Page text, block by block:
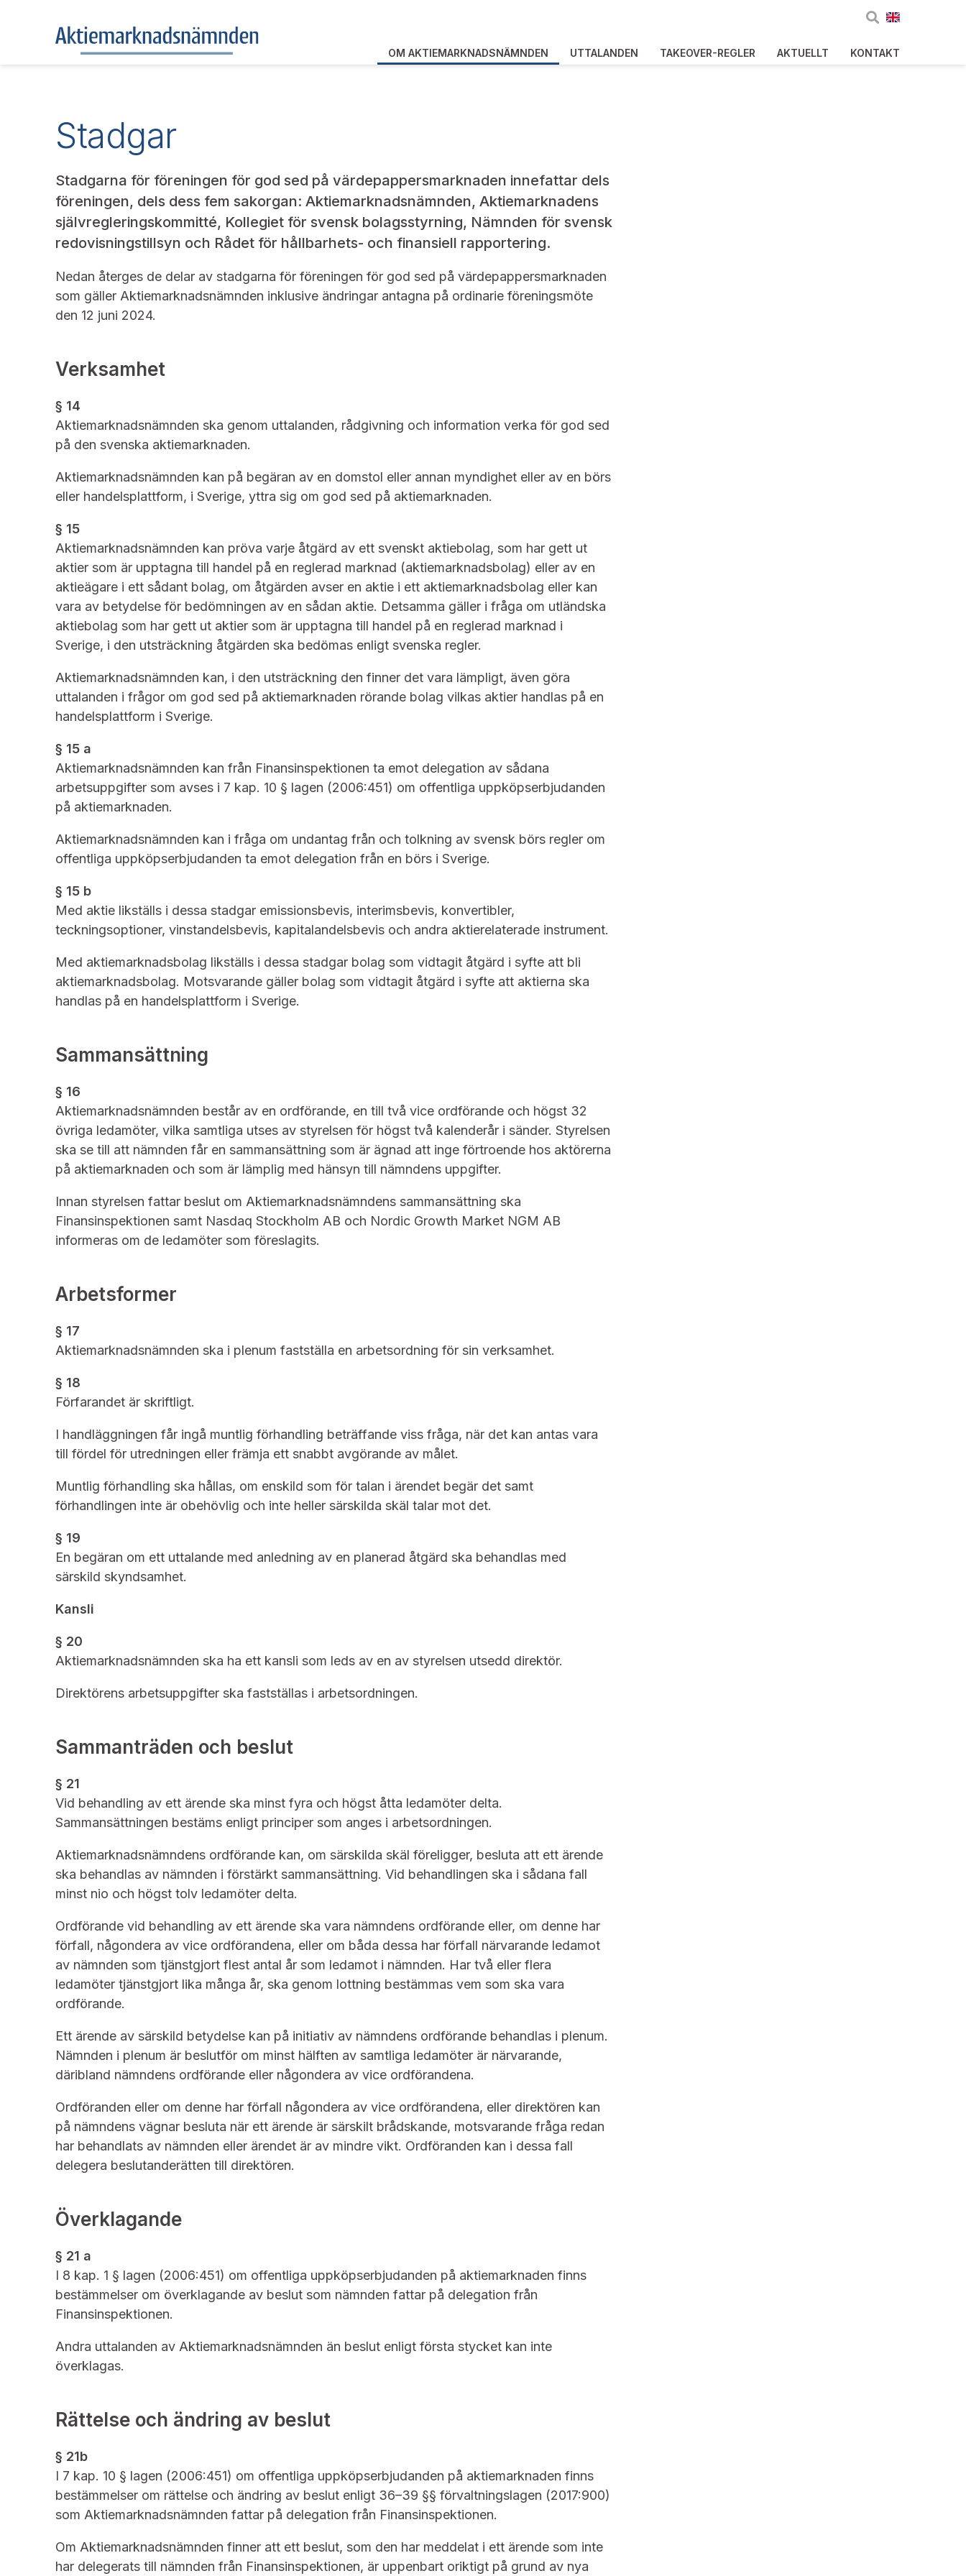
OM AKTIEMARKNADSNÄMNDEN UTTALANDEN TAKEOVER-REGLER AKTUELLT KONTAKT
Stadgar
Stadgarna för föreningen för god sed på värdepappersmarknaden innefattar dels
föreningen, dels dess fem sakorgan: Aktiemarknadsnämnden, Aktiemarknadens
självregleringskommitté, Kollegiet för svensk bolagsstyrning, Nämnden för svensk
redovisningstillsyn och Rådet för hållbarhets- och finansiell rapportering.
Nedan återges de delar av stadgarna för föreningen för god sed på värdepappersmarknaden
som gäller Aktiemarknadsnämnden inklusive ändringar antagna på ordinarie föreningsmöte
den 12 juni 2024.
Verksamhet
§ 14
Aktiemarknadsnämnden ska genom uttalanden, rådgivning och information verka för god sed
på den svenska aktiemarknaden.
Aktiemarknadsnämnden kan på begäran av en domstol eller annan myndighet eller av en börs
eller handelsplattform, i Sverige, yttra sig om god sed på aktiemarknaden.
§ 15
Aktiemarknadsnämnden kan pröva varje åtgärd av ett svenskt aktiebolag, som har gett ut
aktier som är upptagna till handel på en reglerad marknad (aktiemarknadsbolag) eller av en
aktieägare i ett sådant bolag, om åtgärden avser en aktie i ett aktiemarknadsbolag eller kan
vara av betydelse för bedömningen av en sådan aktie. Detsamma gäller i fråga om utländska
aktiebolag som har gett ut aktier som är upptagna till handel på en reglerad marknad i
Sverige, i den utsträckning åtgärden ska bedömas enligt svenska regler.
Aktiemarknadsnämnden kan, i den utsträckning den finner det vara lämpligt, även göra
uttalanden i frågor om god sed på aktiemarknaden rörande bolag vilkas aktier handlas på en
handelsplattform i Sverige.
§ 15 a
Aktiemarknadsnämnden kan från Finansinspektionen ta emot delegation av sådana
arbetsuppgifter som avses i 7 kap. 10 § lagen (2006:451) om offentliga uppköpserbjudanden
på aktiemarknaden.
Aktiemarknadsnämnden kan i fråga om undantag från och tolkning av svensk börs regler om
offentliga uppköpserbjudanden ta emot delegation från en börs i Sverige.
§ 15 b
Med aktie likställs i dessa stadgar emissionsbevis, interimsbevis, konvertibler,
teckningsoptioner, vinstandelsbevis, kapitalandelsbevis och andra aktierelaterade instrument.
Med aktiemarknadsbolag likställs i dessa stadgar bolag som vidtagit åtgärd i syfte att bli
aktiemarknadsbolag. Motsvarande gäller bolag som vidtagit åtgärd i syfte att aktierna ska
handlas på en handelsplattform i Sverige.
Sammansättning
§ 16
Aktiemarknadsnämnden består av en ordförande, en till två vice ordförande och högst 32
övriga ledamöter, vilka samtliga utses av styrelsen för högst två kalenderår i sänder. Styrelsen
ska se till att nämnden får en sammansättning som är ägnad att inge förtroende hos aktörerna
på aktiemarknaden och som är lämplig med hänsyn till nämndens uppgifter.
Innan styrelsen fattar beslut om Aktiemarknadsnämndens sammansättning ska
Finansinspektionen samt Nasdaq Stockholm AB och Nordic Growth Market NGM AB
informeras om de ledamöter som föreslagits.
Arbetsformer
§ 17
Aktiemarknadsnämnden ska i plenum fastställa en arbetsordning för sin verksamhet.
§ 18
Förfarandet är skriftligt.
I handläggningen får ingå muntlig förhandling beträffande viss fråga, när det kan antas vara
till fördel för utredningen eller främja ett snabbt avgörande av målet.
Muntlig förhandling ska hållas, om enskild som för talan i ärendet begär det samt
förhandlingen inte är obehövlig och inte heller särskilda skäl talar mot det.
§ 19
En begäran om ett uttalande med anledning av en planerad åtgärd ska behandlas med
särskild skyndsamhet.
Kansli
§ 20
Aktiemarknadsnämnden ska ha ett kansli som leds av en av styrelsen utsedd direktör.
Direktörens arbetsuppgifter ska fastställas i arbetsordningen.
Sammanträden och beslut
§ 21
Vid behandling av ett ärende ska minst fyra och högst åtta ledamöter delta.
Sammansättningen bestäms enligt principer som anges i arbetsordningen.
Aktiemarknadsnämndens ordförande kan, om särskilda skäl föreligger, besluta att ett ärende
ska behandlas av nämnden i förstärkt sammansättning. Vid behandlingen ska i sådana fall
minst nio och högst tolv ledamöter delta.
Ordförande vid behandling av ett ärende ska vara nämndens ordförande eller, om denne har
förfall, någondera av vice ordförandena, eller om båda dessa har förfall närvarande ledamot
av nämnden som tjänstgjort flest antal år som ledamot i nämnden. Har två eller flera
ledamöter tjänstgjort lika många år, ska genom lottning bestämmas vem som ska vara
ordförande.
Ett ärende av särskild betydelse kan på initiativ av nämndens ordförande behandlas i plenum.
Nämnden i plenum är beslutför om minst hälften av samtliga ledamöter är närvarande,
däribland nämndens ordförande eller någondera av vice ordförandena.
Ordföranden eller om denne har förfall någondera av vice ordförandena, eller direktören kan
på nämndens vägnar besluta när ett ärende är särskilt brådskande, motsvarande fråga redan
har behandlats av nämnden eller ärendet är av mindre vikt. Ordföranden kan i dessa fall
delegera beslutanderätten till direktören.
Överklagande
§ 21 a
I 8 kap. 1 § lagen (2006:451) om offentliga uppköpserbjudanden på aktiemarknaden finns
bestämmelser om överklagande av beslut som nämnden fattar på delegation från
Finansinspektionen.
Andra uttalanden av Aktiemarknadsnämnden än beslut enligt första stycket kan inte
överklagas.
Rättelse och ändring av beslut
§ 21b
I 7 kap. 10 § lagen (2006:451) om offentliga uppköpserbjudanden på aktiemarknaden finns
bestämmelser om rättelse och ändring av beslut enligt 36–39 §§ förvaltningslagen (2017:900)
som Aktiemarknadsnämnden fattar på delegation från Finansinspektionen.
Om Aktiemarknadsnämnden finner att ett beslut, som den har meddelat i ett ärende som inte
har delegerats till nämnden från Finansinspektionen, är uppenbart oriktigt på grund av nya